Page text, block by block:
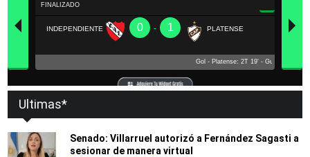
Ultimas*
Senado: Villarruel autorizó a Fernández Sagasti a
sesionar de manera virtual